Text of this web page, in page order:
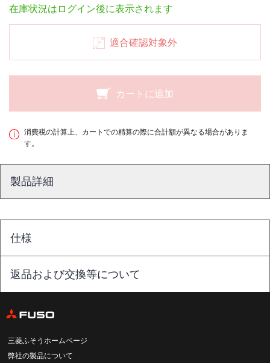
在庫状況はログイン後に表示されます
適合確認対象外
カートに追加
消費税の計算上、カートでの精算の際に合計額が異なる場合がありま
す。
製品詳細
仕様
返品および交換等について
三菱ふそうホームページ
弊社の製品について